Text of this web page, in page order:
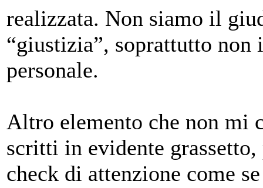
realizzata. Non siamo il
“giustizia”, soprattutto
personale.
Altro elemento che non mi
scritti in evidente
check di attenzione come